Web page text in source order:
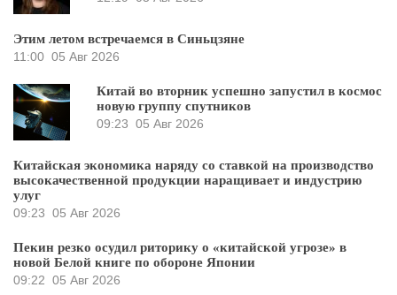
Этим летом встречаемся в Синьцзяне
11:00 05 Авг 2026
Китай во вторник успешно запустил в космос
новую группу спутников
09:23 05 Авг 2026
Китайская экономика наряду со ставкой на производство
высокачественной продукции наращивает и индустрию
улуг
09:23 05 Авг 2026
Пекин резко осудил риторику о «китайской угрозе» в
новой Белой книге по обороне Японии
09:22 05 Авг 2026